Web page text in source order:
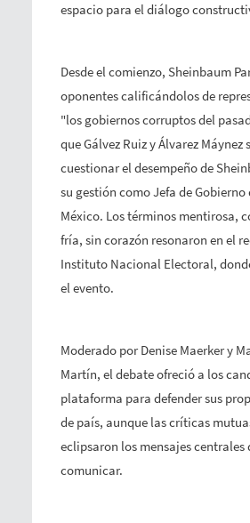
espacio para el diálogo
Desde el comienzo, Sheinbaum
oponentes calificándolos de
"los gobiernos corruptos del
que Gálvez Ruiz y Álvarez Máynez
cuestionar el desempeño de
su gestión como Jefa de Gobierno
México. Los términos mentirosa,
fría, sin corazón resonaron en el
Instituto Nacional Electoral,
el evento.
Moderado por Denise Maerker y
Martín, el debate ofreció a los
plataforma para defender sus
de país, aunque las críticas
eclipsaron los mensajes
comunicar.